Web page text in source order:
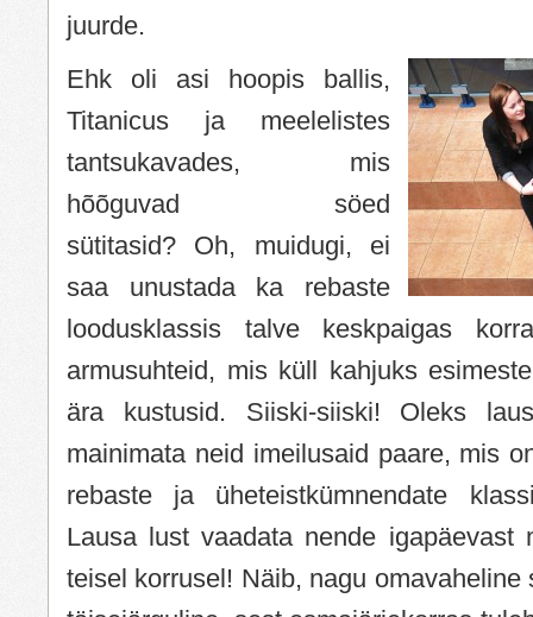
juurde.
Ehk oli asi hoopis ballis,
Titanicus ja meelelistes
tantsukavades, mis
hõõguvad söed
sütitasid? Oh, muidugi, ei
saa unustada ka rebaste
loodusklassis talve keskpaigas
armusuhteid, mis küll kahjuks
ära kustusid. Siiski-siiski! Oleks
mainimata neid imeilusaid paare, mis
rebaste ja üheteistkümnendate
Lausa lust vaadata nende igapäevast
teisel korrusel! Näib, nagu omavaheline